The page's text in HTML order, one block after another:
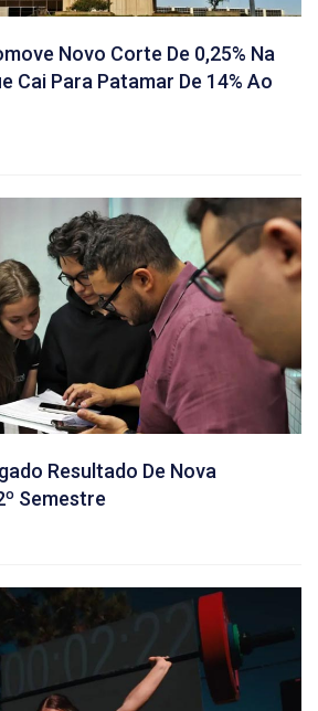
Novo Corte De 0,25% Na
Cai Para Patamar De 14% Ao
Resultado De Nova
Semestre